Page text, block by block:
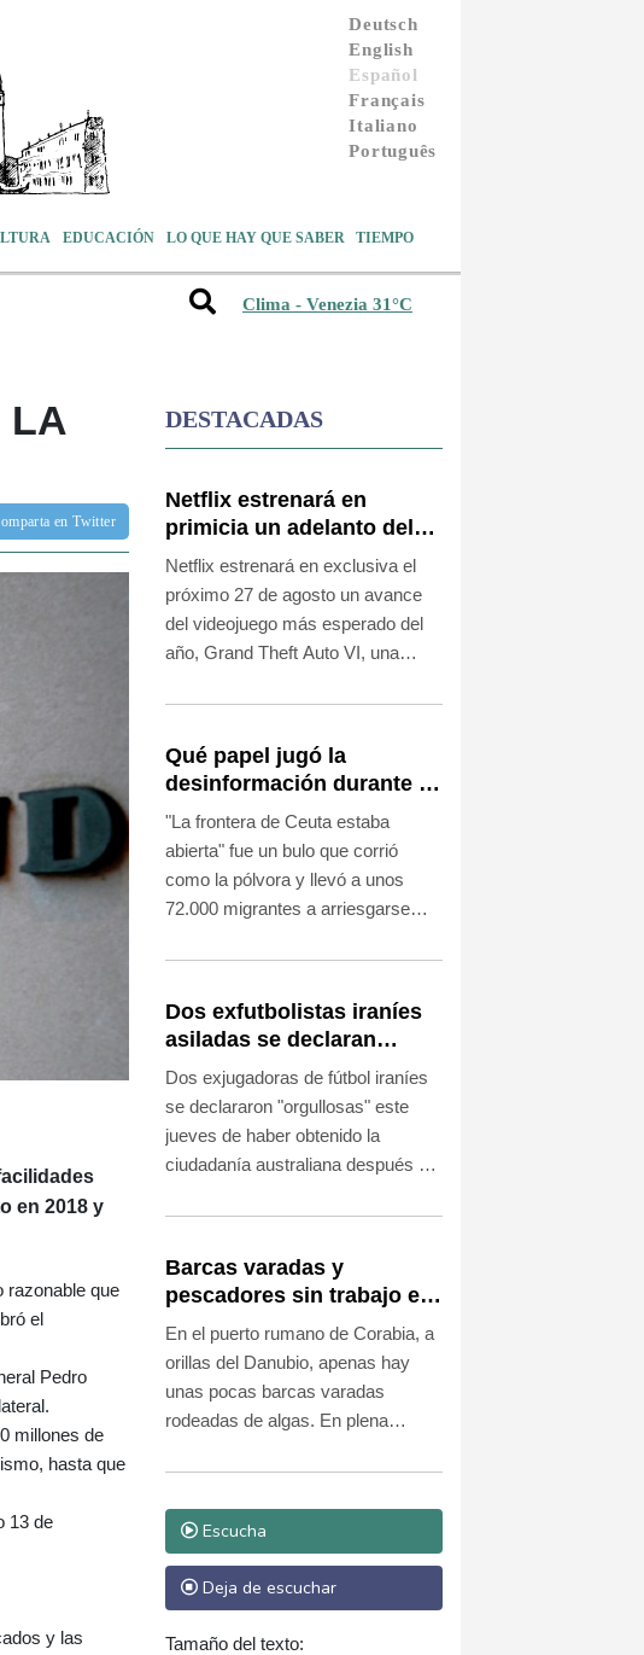
Deutsch
English
Español
Français
Italiano
Português
EDUCACIÓN LO QUE HAY QUE SABER TIEMPO
Clima - Venezia 31°C
LA
en Twitter
en 2018 y
razonable que
el
Pedro
millones de
hasta que
13 de
y las
DESTACADAS
Netflix estrenará en
primicia un adelanto del
videojuego GTA VI
Netflix estrenará en exclusiva el
próximo 27 de agosto un avance
del videojuego más esperado del
año, Grand Theft Auto VI, una
anunció este jueves el estudio
Qué papel jugó la
desinformación durante la
última ola de migrantes
que llegó al enclave
español de Ceuta
"La frontera de Ceuta estaba
abierta" fue un bulo que corrió
como la pólvora y llevó a unos
72.000 migrantes a arriesgarse
desde Marruecos a finales de julio.
Dos exfutbolistas iraníes
asiladas se declaran
"orgullosas" de hacerse
australianas
Dos exjugadoras de fútbol iraníes
se declararon "orgullosas" este
jueves de haber obtenido la
ciudadanía australiana después de
por negarse a cantar el himno
las obligó a solicitar asilo.
Barcas varadas y
pescadores sin trabajo en
un Danubio bajo mínimos
por la sequía
En el puerto rumano de Corabia, a
orillas del Danubio, apenas hay
unas pocas barcas varadas
rodeadas de algas. En plena
es tan bajo que estos botes no
pueden entrar ni salir.
Escucha
Deja de escuchar
Tamaño del texto: